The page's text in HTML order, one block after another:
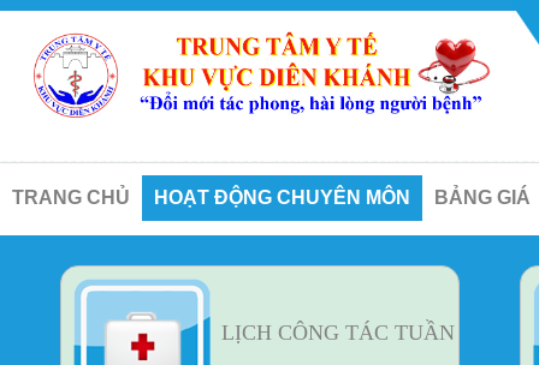
TRANG CHỦ HOẠT ĐỘNG CHUYÊN MÔN BẢNG GIÁ
LỊCH CÔNG TÁC TUẦN